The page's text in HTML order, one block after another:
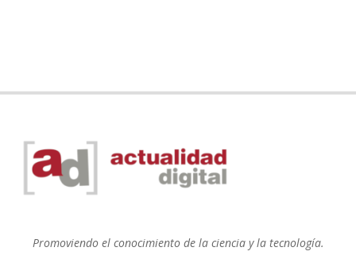
Promoviendo el conocimiento de la ciencia y la tecnología.